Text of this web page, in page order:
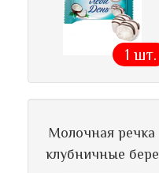
1 шт.
Молочная речка
клубничные бере